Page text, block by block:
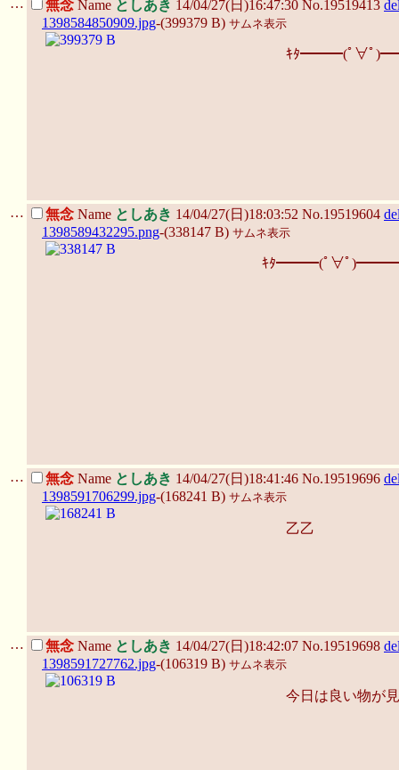
… 無念 Name としあき 14/04/27(日)16:47:30 No.19519413
1398584850909.jpg-(399379 B) サムネ表示
ｷﾀ━━━(ﾟ∀ﾟ
… 無念 Name としあき 14/04/27(日)18:03:52 No.19519604
1398589432295.png-(338147 B) サムネ表示
ｷﾀ━━━(ﾟ∀ﾟ
… 無念 Name としあき 14/04/27(日)18:41:46 No.19519696
1398591706299.jpg-(168241 B) サムネ表示
乙乙
… 無念 Name としあき 14/04/27(日)18:42:07 No.19519698
1398591727762.jpg-(106319 B) サムネ表示
今日は良い物が